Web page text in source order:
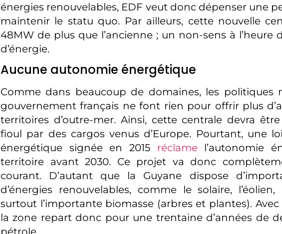
énergies renouvelables, EDF veut donc dépenser une
maintenir le statu quo. Par ailleurs, cette nouvelle
48MW de plus que l’ancienne ; un non-sens à l’heure
d’énergie.
Aucune autonomie énergétique
Comme dans beaucoup de domaines, les politiques
gouvernement français ne font rien pour offrir plus
territoires d’outre-mer. Ainsi, cette centrale devra
fioul par des cargos venus d’Europe. Pourtant, une
énergétique signée en 2015 réclamel’autonomie
territoire avant 2030. Ce projet va donc
courant. D’autant que la Guyane dispose
d’énergies renouvelables, comme le solaire,
surtout l’importante biomasse (arbres et plantes).
la zone repart donc pour une trentaine d’années de
pétrole…